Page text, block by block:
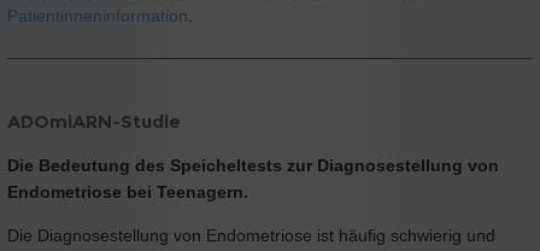
Patientinneninformation
ADOmiARN-Studie
Die Bedeutung des Speicheltests zur Diagnosestellung von
Endometriose bei Teenagern.
Die Diagnosestellung von Endometriose ist häufig schwierig und